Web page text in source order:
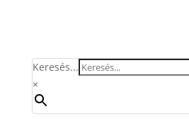
Keresés...
×